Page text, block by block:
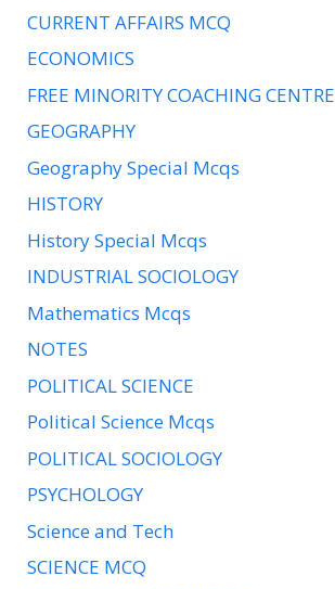
CURRENT AFFAIRS MCQ
ECONOMICS
FREE MINORITY COACHING CENTRE
GEOGRAPHY
Geography Special Mcqs
HISTORY
History Special Mcqs
INDUSTRIAL SOCIOLOGY
Mathematics Mcqs
NOTES
POLITICAL SCIENCE
Political Science Mcqs
POLITICAL SOCIOLOGY
PSYCHOLOGY
Science and Tech
SCIENCE MCQ